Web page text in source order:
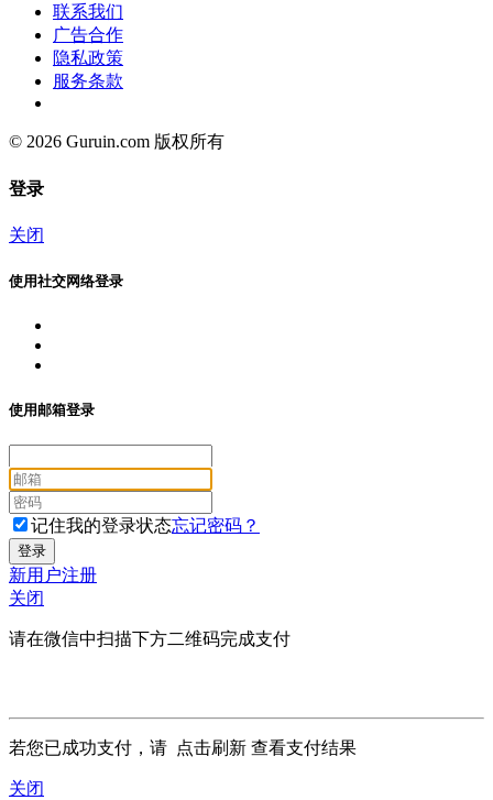
联系我们
广告合作
隐私政策
服务条款
© 2026 Guruin.com 版权所有
登录
关闭
使用社交网络登录
使用邮箱登录
记住我的登录状态忘记密码？
新用户注册
关闭
请在微信中扫描下方二维码完成支付
若您已成功支付，请 点击刷新 查看支付结果
关闭